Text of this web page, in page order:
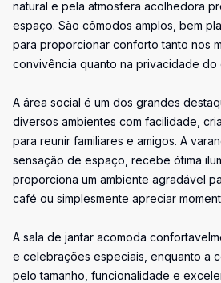
natural e pela atmosfera acolhedora
espaço. São cômodos amplos, bem
para proporcionar conforto tanto nos
convivência quanto na privacidade do
A área social é um dos grandes
diversos ambientes com facilidade,
para reunir familiares e amigos. A
sensação de espaço, recebe ótima
proporciona um ambiente agradável
café ou simplesmente apreciar
A sala de jantar acomoda
e celebrações especiais, enquanto a
pelo tamanho, funcionalidade e